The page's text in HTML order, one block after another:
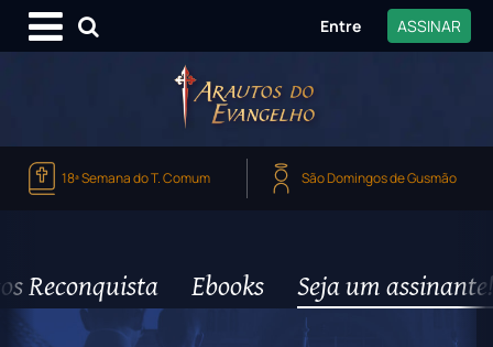
Entre ASSINAR
18ª Semana do T. Comum São Domingos de Gusmão
Reconquista Ebooks Seja um assinante!